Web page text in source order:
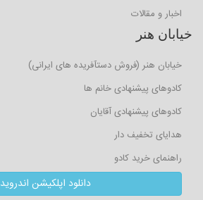
اخبار و مقالات
خیابان هنر
خیابان هنر (فروش دستآفریده های ایرانی)
کادوهای پیشنهادی خانم ها
کادوهای پیشنهادی آقایان
هدایای تخفیف دار
راهنمای خرید کادو
دانلود اپلکیشن اندروید